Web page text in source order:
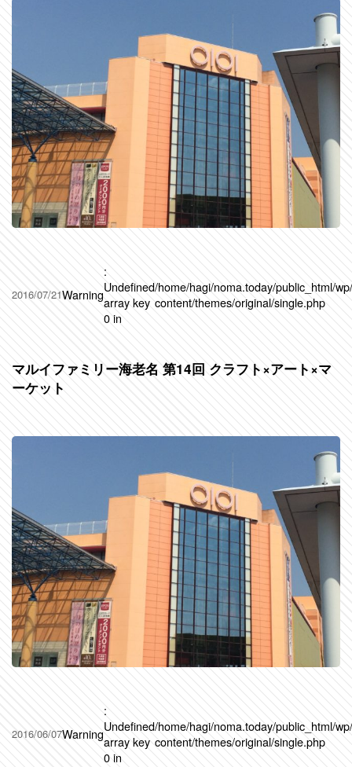
2016/07/21Warning
:
Undefined
array key
0 in
/home/hagi/noma.today/public_html/
content/themes/original/single.php
マルイファミリー海老名 第14回 クラフト×アート×マ
ーケット
2016/06/07Warning
:
Undefined
array key
0 in
/home/hagi/noma.today/public_html/
content/themes/original/single.php